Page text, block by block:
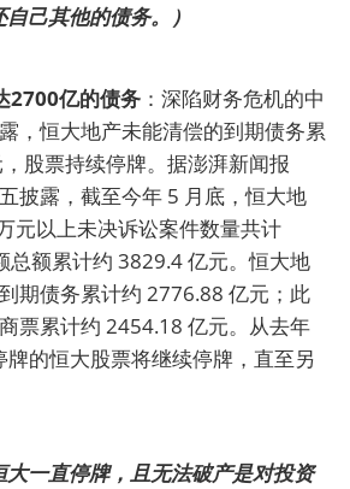
己其他的债务。）
2700亿的债务 ：深陷财务危机的中
，恒大地产未能清偿的到期债务累
股票持续停牌。据澎湃新闻报
披露，截至今年 5 月底，恒大地
元以上未决诉讼案件数量共计
总额累计约 3829.4 亿元。恒大地
期债务累计约 2776.88 亿元；此
票累计约 2454.18 亿元。从去年
的恒大股票将继续停牌，直至另
大一直停牌，且无法破产是对投资